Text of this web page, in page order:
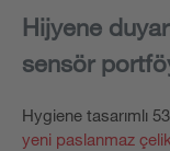
Hijyene
sensör
Hygiene tasarımlı
yeni paslanmaz